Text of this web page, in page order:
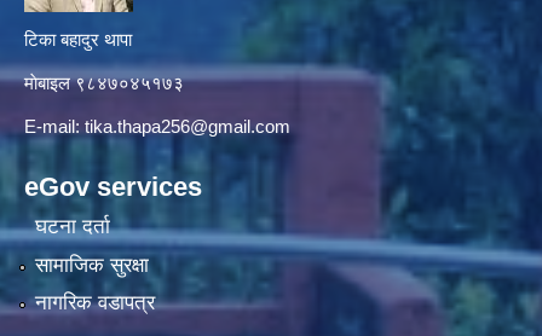
टिका बहादुर थापा
माे‍बाइल ९८४७०४५१७३
E-mail: tika.thapa256@gmail.com
eGov services
घटना दर्ता
सामाजिक सुरक्षा
नागरिक वडापत्र